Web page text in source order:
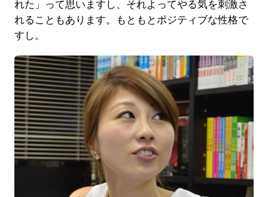
れた」って思いますし、それよってやる気を刺激さ
れることもあります。もともとポジティブな性格で
すし。